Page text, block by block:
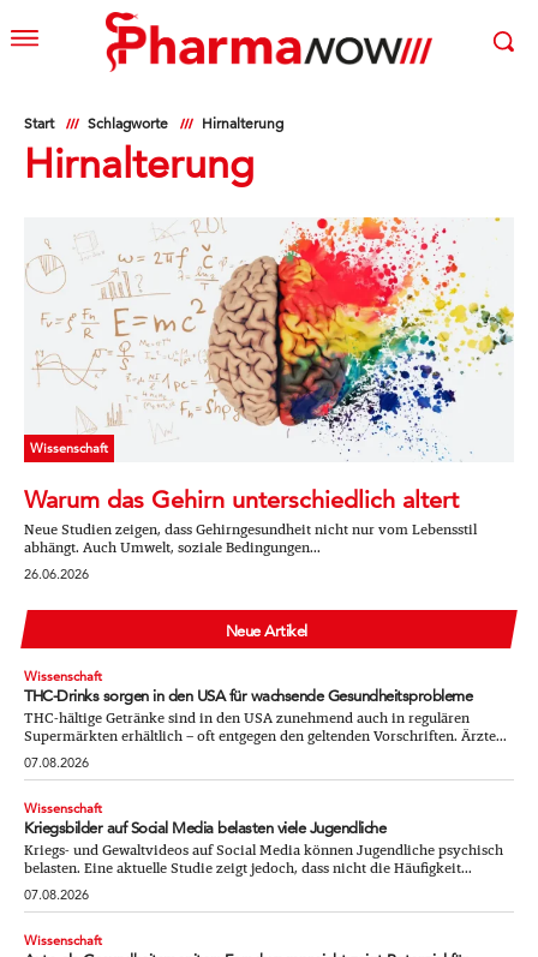
Start Schlagworte Hirnalterung
Hirnalterung
Wissenschaft
Warum das Gehirn unterschiedlich altert
Neue Studien zeigen, dass Gehirngesundheit nicht nur vom Lebensstil
abhängt. Auch Umwelt, soziale Bedingungen...
26.06.2026
Neue Artikel
Wissenschaft
THC-Drinks sorgen in den USA für wachsende Gesundheitsprobleme
THC-hältige Getränke sind in den USA zunehmend auch in regulären
Supermärkten erhältlich – oft entgegen den geltenden Vorschriften. Ärzte...
07.08.2026
Wissenschaft
Kriegsbilder auf Social Media belasten viele Jugendliche
Kriegs- und Gewaltvideos auf Social Media können Jugendliche psychisch
belasten. Eine aktuelle Studie zeigt jedoch, dass nicht die Häufigkeit...
07.08.2026
Wissenschaft